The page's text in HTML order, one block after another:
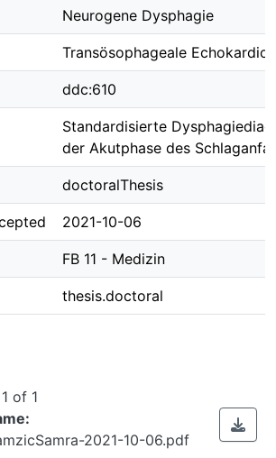
Neurogene Dysphagie
Transösophageale
ddc:610
Standardisierte
der Akutphase des
doctoralThesis
2021-10-06
FB 11 - Medizin
thesis.doctoral
of 1
2021-10-06.pdf